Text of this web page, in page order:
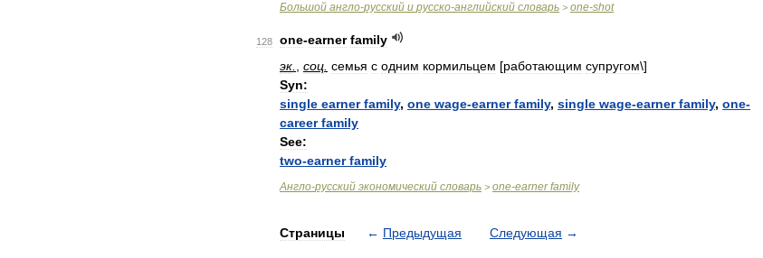
Большой англо-русский и русско-английский словарь > one-shot
128 one-earner family
эк
соц семья с одним кормильцем [работающим супругом\]
Syn:
single earner family, one wage-earner family, single wage-earner family, one-
career family
See:
two-earner family
Англо-русский экономический словарь > one-earner family
Страницы ← Предыдущая Следующая →